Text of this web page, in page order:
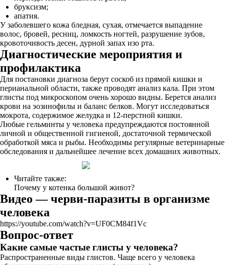
бруксизм;
апатия.
У заболевшего кожа бледная, сухая, отмечается выпадение
волос, бровей, ресниц, ломкость ногтей, разрушение зубов,
кровоточивость десен, дурной запах изо рта.
Диагностические мероприятия и
профилактика
Для постановки диагноза берут соскоб из прямой кишки и
перианальной области, также проводят анализ кала. При этом
глисты под микроскопом очень хорошо видны. Берется анализ
крови на эозинофилы и баланс белков. Могут исследоваться
мокрота, содержимое желудка и 12-перстной кишки.
Любые гельминты у человека предупреждаются постоянной
личной и общественной гигиеной, достаточной термической
обработкой мяса и рыбы. Необходимы регулярные ветеринарные
обследования и дальнейшее лечение всех домашних животных.
Читайте также:
Почему у котенка большой живот?
Видео — черви-паразиты в организме
человека
https://youtube.com/watch?v=UF0CM84f1Vc
Вопрос-ответ
Какие самые частые глисты у человека?
Распространенные виды глистов. Чаще всего у человека